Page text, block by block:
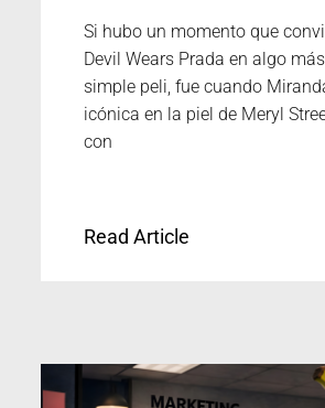
Si hubo un momento que
Devil Wears Prada en algo
simple peli, fue cuando
icónica en la piel de Meryl
con
Read Article